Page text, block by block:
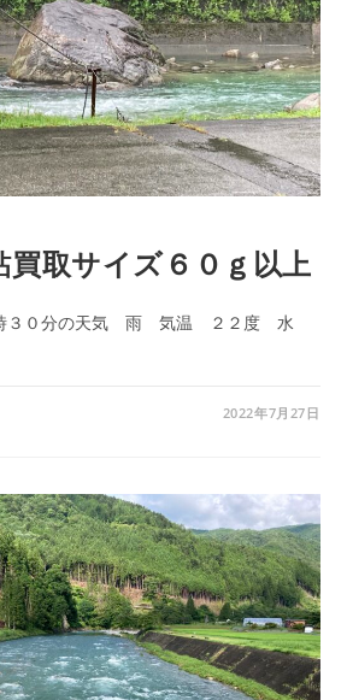
買取サイズ６０ｇ以上
時３０分の天気 雨 気温 ２２度 水
2022年7月27日